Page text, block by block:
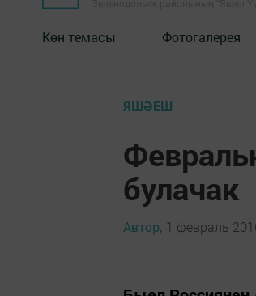
Көн темасы Фотогалерея
ЯШӘЕШ
булачак
Автор, 1 февраль